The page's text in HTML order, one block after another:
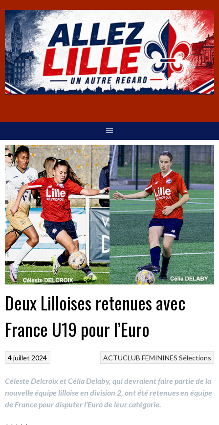
Deux Lilloises retenues avec
France U19 pour l’Euro
ACTUCLUB FEMININES Sélections
4 juillet 2024
Céleste Delcroix et Célia Delaby, qui devraient faire partie de la
nouvelle équipe lilloise en division 2, ont été retenues en équipe
de France pour disputer l’Euro de leur catégorie.